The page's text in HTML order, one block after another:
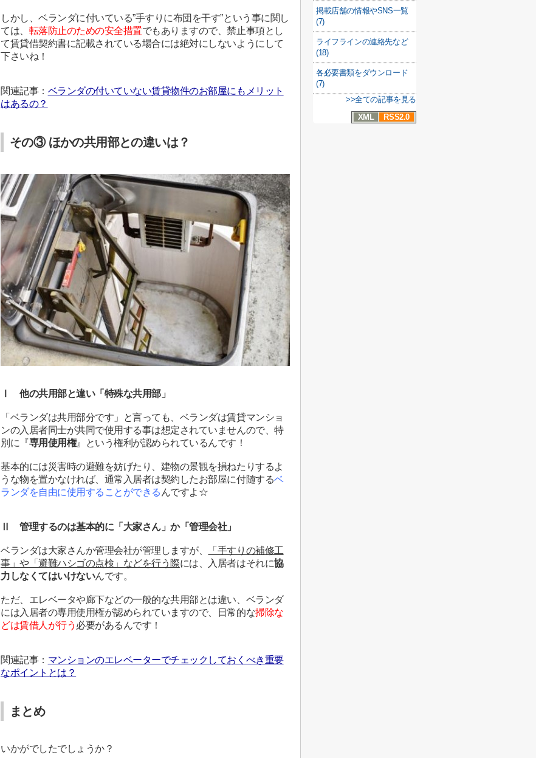
しかし、ベランダに付いている”手すりに布団を干す”という事に関し
ては、 転落防止のための安全措置でもありますので、禁止事項とし
て賃貸借契約書に記載されている場合には絶対にしないようにして
下さいね！
関連記事： ベランダの付いていない賃貸物件のお部屋にもメリット
はあるの？
その③ ほかの共用部との違いは？
Ⅰ他の共用部と違い「特殊な共用部」
「ベランダは共用部分です」と言っても、ベランダは賃貸マンショ
ンの入居者同士が共同で使用する事は想定されていませんので、特
別に『専用使用権』という権利が認められているんです！
基本的には災害時の避難を妨げたり、建物の景観を損ねたりするよ
うな物を置かなければ、通常入居者は契約したお部屋に付随するベ
ランダを自由に使用することができる んですよ☆
Ⅱ 管理するのは基本的に「大家さん」か「管理会社」
ベランダは大家さんか管理会社が管理しますが、
「手すりの補修工
事」や「避難ハシゴの点検」などを行う際には、入居者はそれに協
力しなくてはいけないんです。
ただ、エレベータや廊下などの一般的な共用部とは違い、ベランダ
には入居者の専用使用権が認められていますので、日常的な掃除な
どは賃借人が行う 必要があるんです！
関連記事： マンションのエレベーターでチェックしておくべき重要
なポイントとは？
まとめ
いかがでしたでしょうか？
掲載店舗の情報やSNS一覧
(7)
ライフラインの連絡先など
(18)
各必要書類をダウンロード
(7)
>>全ての記事を見る
XML
RSS2.0